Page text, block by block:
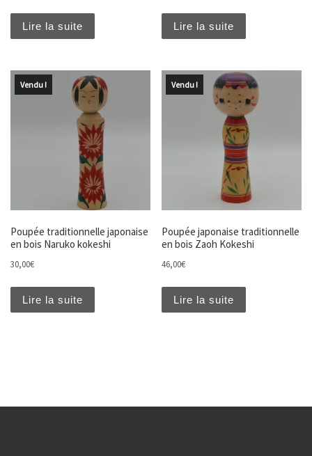
Lire la suite Lire la suite
Vendu !
Poupée traditionnelle japonaise
en bois Naruko kokeshi
30,00€
Lire la suite
Vendu !
Poupée japonaise traditionnelle
en bois Zaoh Kokeshi
46,00€
Lire la suite